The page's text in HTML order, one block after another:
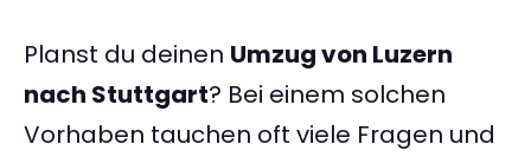
Planst du deinen Umzug von Luzern
nach Stuttgart? Bei einem solchen
Vorhaben tauchen oft viele Fragen und